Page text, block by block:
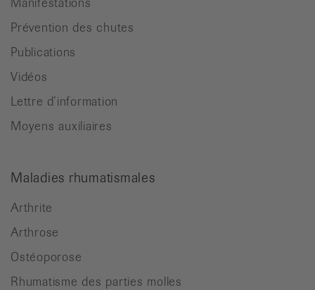
Prévention des chutes
Publications
Vidéos
Lettre d’information
Moyens auxiliaires
Maladies rhumatismales
Arthrite
Arthrose
Ostéoporose
Rhumatisme des parties molles